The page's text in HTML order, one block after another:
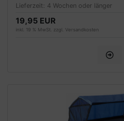
Lieferzeit: 4 Wochen oder länger
19,95 EUR
inkl. 19 % MwSt. zzgl. Versandkosten